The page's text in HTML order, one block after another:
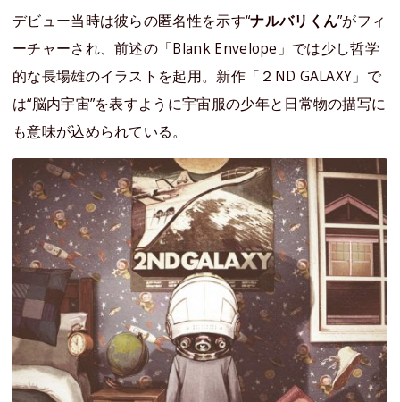
デビュー当時は彼らの匿名性を示す“ナルバリくん”がフィ
ーチャーされ、前述の「Blank Envelope」では少し哲学
的な長場雄のイラストを起用。新作「２ND GALAXY」で
は“脳内宇宙”を表すように宇宙服の少年と日常物の描写に
も意味が込められている。